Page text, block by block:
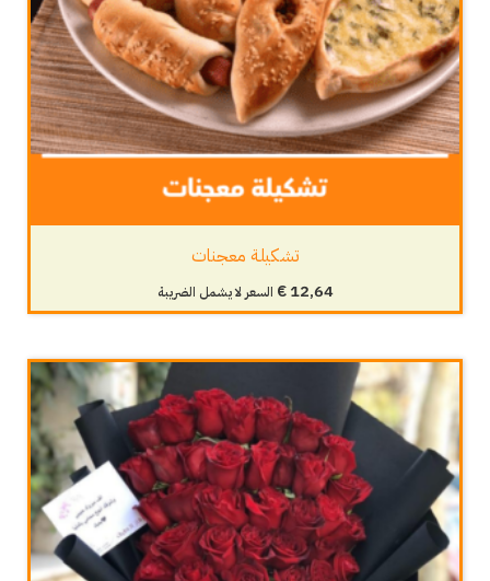
تشكيلة معجنات
€12,64 السعر لا يشمل الضريبة